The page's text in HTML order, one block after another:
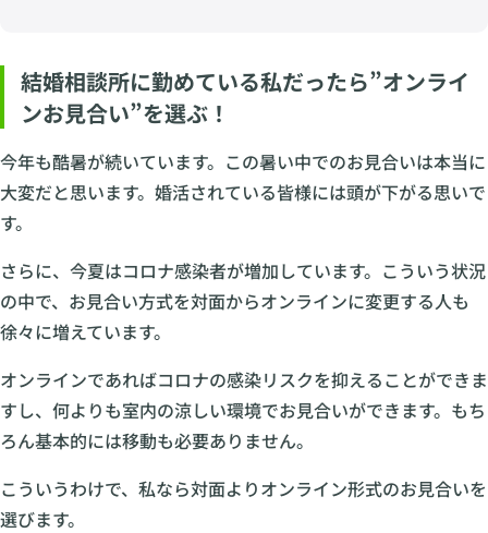
結婚相談所に勤めている私だったら”オンライ
ンお見合い”を選ぶ！
今年も酷暑が続いています。この暑い中でのお見合いは本当に
大変だと思います。婚活されている皆様には頭が下がる思いで
す。
さらに、今夏はコロナ感染者が増加しています。こういう状況
の中で、お見合い方式を対面からオンラインに変更する人も
徐々に増えています。
オンラインであればコロナの感染リスクを抑えることができま
すし、何よりも室内の涼しい環境でお見合いができます。もち
ろん基本的には移動も必要ありません。
こういうわけで、私なら対面よりオンライン形式のお見合いを
選びます。